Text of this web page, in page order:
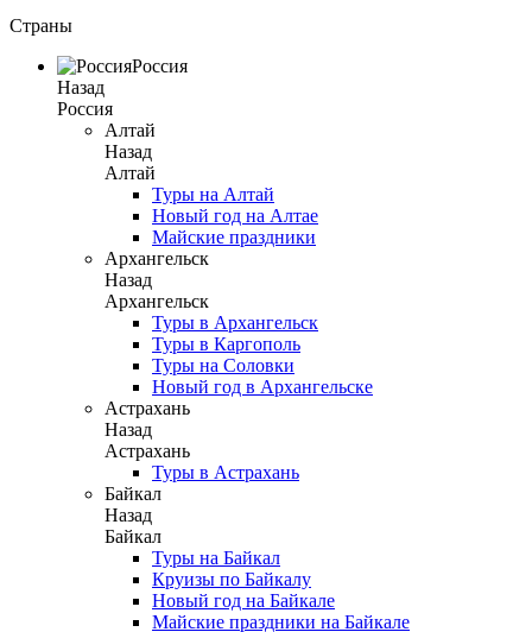
Страны
Россия
Назад
Россия
Алтай
Назад
Алтай
Туры на Алтай
Новый год на Алтае
Майские праздники
Архангельск
Назад
Архангельск
Туры в Архангельск
Туры в Каргополь
Туры на Соловки
Новый год в Архангельске
Астрахань
Назад
Астрахань
Туры в Астрахань
Байкал
Назад
Байкал
Туры на Байкал
Круизы по Байкалу
Новый год на Байкале
Майские праздники на Байкале